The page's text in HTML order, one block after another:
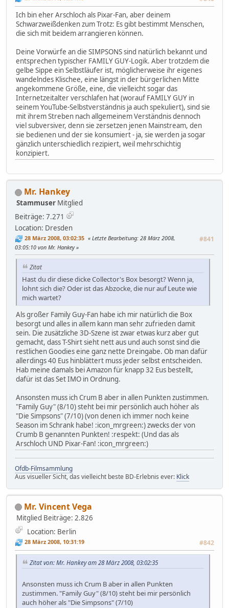
Ich bin eher Arschloch als Pixar-Fan, aber deinem
Schwarzweißdenken zum Trotz: Es gibt bestimmt Menschen,
die sich mit beidem arrangieren können.
Deine Vorwürfe an die SIMPSONS sind natürlich bekannt und
entsprechen typischer FAMILY GUY-Logik. Aber trotzdem die
gelbe Sippe ein Selbstläufer ist, möglicherweise ihr eigenes
wandelndes Klischee, eine längst in der bürgerlichen Mitte
angekommene Größe, eine, die vielleicht sogar das
Internetzeitalter verschlafen hat (worauf FAMILY GUY in
seinem YouTube-Selbstverständnis ja auch spekuliert), sind sie
mit ihrem Streben nach allgemeinem Verständnis dennoch
viel subversiver, denn sie zersetzen jenen Mainstream, den
sie bedienen und der sie konsumiert - ja, sie werden ja sogar
gänzlich unterschiedlich rezipiert, weil mehrschichtig
konzipiert.
Mr. Hankey
Stammuser Mitglied
Beiträge: 7.271
Location: Dresden
28 März 2008, 03:02:35 #841
Letzte Bearbeitung: 28 März 2008,
03:05:10 von Mr. Hankey
Zitat
Hast du dir diese dicke Collector's Box besorgt? Wenn ja,
lohnt sich die? Oder ist das Abzocke, die nur auf Leute wie
mich wartet?
Als großer Family Guy-Fan habe ich mir natürlich die Box
besorgt und alles in allem kann man sehr zufrieden damit
sein. Die zusätzliche 3D-Szene ist zwar etwas kurz aber gut
gemacht, dass T-Shirt sieht nett aus und auch sonst sind die
restlichen Goodies eine ganz nette Dreingabe. Ob man dafür
allerdings 40 Eus hinblättert muss jeder selbst entscheiden.
Hab meine damals bei Amazon für knapp 32 Eus bestellt,
dafür ist das Set IMO in Ordnung.
Ansonsten muss ich Crum B aber in allen Punkten zustimmen.
"Family Guy" (8/10) steht bei mir persönlich auch höher als
"Die Simpsons" (7/10) (von denen ich immer noch keine
Season im Schrank habe! :icon_mrgreen:) zwecks der von
Crumb B genannten Punkten! :respekt: (Und das als
Arschloch UND Pixar-Fan! :icon_mrgreen:)
Ofdb-Filmsammlung
Aus visueller Sicht, das vielleicht beste BD-Erlebnis ever: Klick
Mr. Vincent Vega
Mitglied Beiträge: 2.826
Location: Berlin
28 März 2008, 10:31:19 #842
Zitat von: Mr. Hankey am 28 März 2008, 03:02:35
Ansonsten muss ich Crum B aber in allen Punkten
zustimmen. "Family Guy" (8/10) steht bei mir persönlich
auch höher als "Die Simpsons" (7/10)